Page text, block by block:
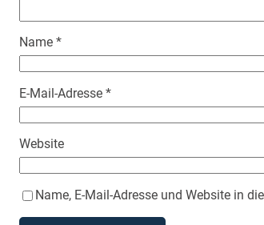
Name *
E-Mail-Adresse *
Website
Name, E-Mail-Adresse und Website in